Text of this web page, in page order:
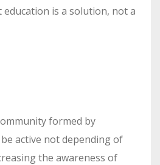
is a solution, not a
formed by
active not depending of
the awareness of